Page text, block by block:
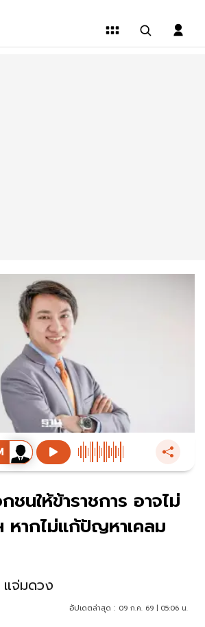
ชนให้ข้าราชการ อาจไม่
ากไม่แก้ปัญหาเคลม
จ่มดวง
อัปเดตล่าสุด : 09 ก.ค. 69 | 05:06 น.